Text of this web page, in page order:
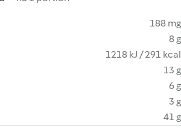
188 mg
8 g
1218 kJ / 291 kcal
13 g
6 g
3 g
41 g